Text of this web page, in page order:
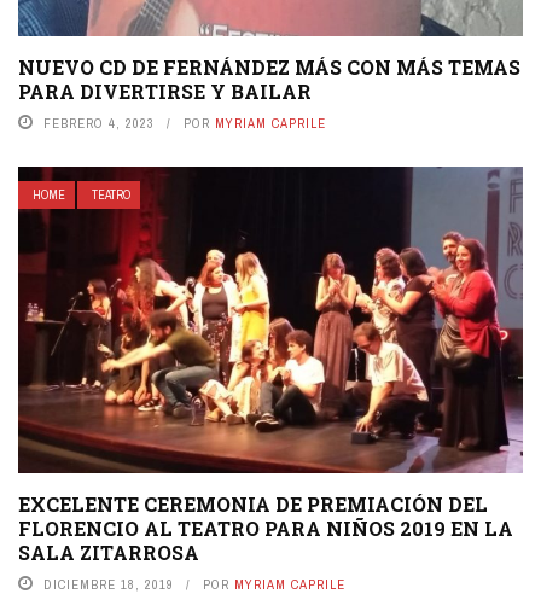
NUEVO CD DE FERNÁNDEZ MÁS CON MÁS TEMAS
PARA DIVERTIRSE Y BAILAR
FEBRERO 4, 2023 POR MYRIAM CAPRILE
HOME TEATRO
EXCELENTE CEREMONIA DE PREMIACIÓN DEL
FLORENCIO AL TEATRO PARA NIÑOS 2019 EN LA
SALA ZITARROSA
DICIEMBRE 18, 2019 POR MYRIAM CAPRILE